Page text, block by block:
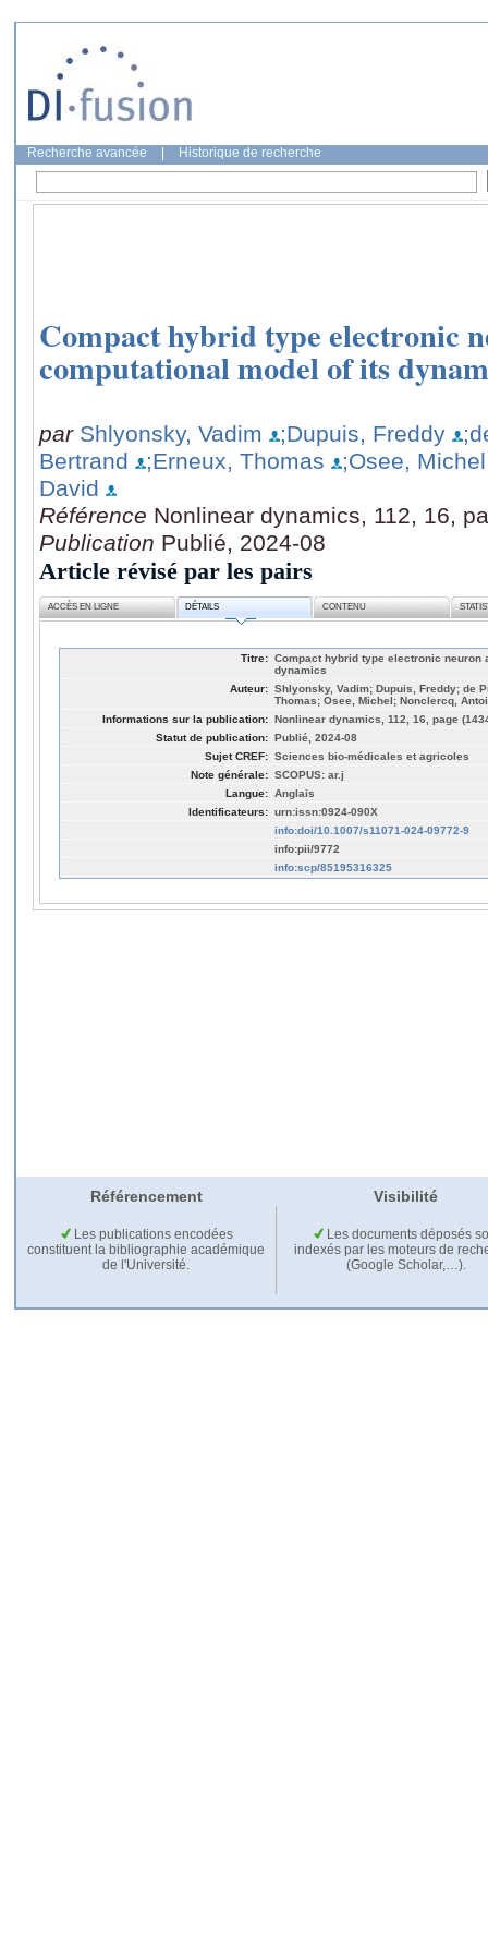
Recherche avancée Historique de recherche
Compact hybrid type electronic
computational model of its
par Shlyonsky, Vadim ;Dupuis, Freddy
Bertrand
;Erneux, Thomas
;Osee, Michel
David
Référence Nonlinear dynamics, 112, 16,
Publication Publié, 2024-08
Article révisé par les pairs
ACCÈS EN LIGNE DÉTAILS CONTENU
Titre: Compact hybrid type electronic neuron
dynamics
Auteur: Shlyonsky, Vadim; Dupuis, Freddy; de
Thomas; Osee, Michel; Nonclercq,
Informations sur la publication: Nonlinear dynamics, 112, 16, page
Statut de publication: Publié, 2024-08
Sujet CREF: Sciences bio-médicales et agricoles
Note générale: SCOPUS: ar.j
Langue: Anglais
Identificateurs: urn:issn:0924-090X
info:doi/10.1007/s11071-024-09772-9
info:pii/9772
info:scp/85195316325
Référencement Visibilité
Les publications encodées
constituent la bibliographie académique
de l'Université.
Les documents déposés
indexés par les moteurs de
(Google Scholar,…).